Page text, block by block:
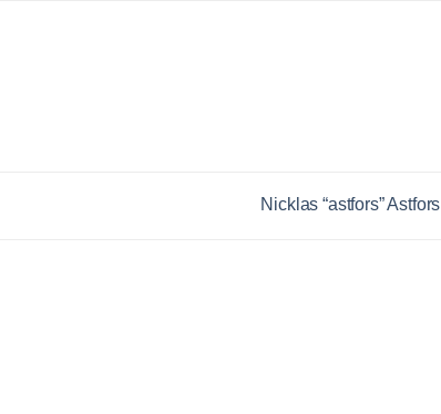
Nicklas “astfors” Astfors